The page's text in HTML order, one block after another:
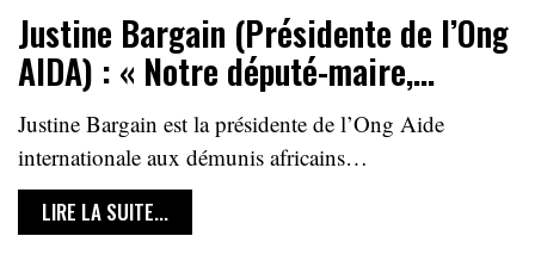
Justine Bargain (Présidente de l’Ong
AIDA) : « Notre député-maire,…
Justine Bargain est la présidente de l’Ong Aide
internationale aux démunis africains…
LIRE LA SUITE...